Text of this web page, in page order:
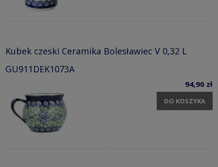
Kubek czeski Ceramika Bolesławiec V 0,32 L
GU911DEK1073A
94,90 zł
DO KOSZYKA